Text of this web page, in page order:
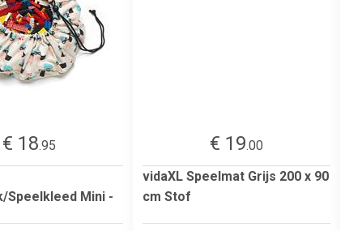
€ 18.95
Speelkleed Mini -
€ 19.00
vidaXL Speelmat Grijs 200 x 90
cm Stof